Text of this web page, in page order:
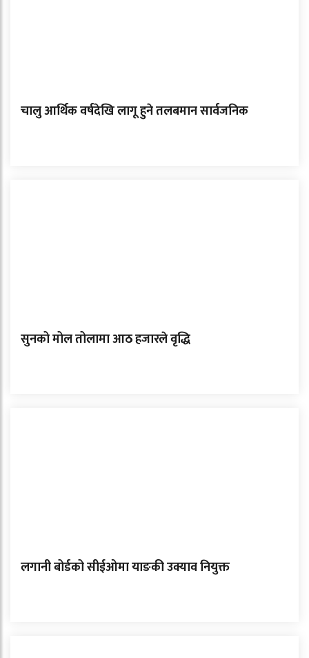
चालु आर्थिक वर्षदेखि लागू हुने तलबमान सार्वजनिक
सुनको मोल तोलामा आठ हजारले वृद्धि
लगानी बोर्डको सीईओमा याङकी उक्याव नियुक्त